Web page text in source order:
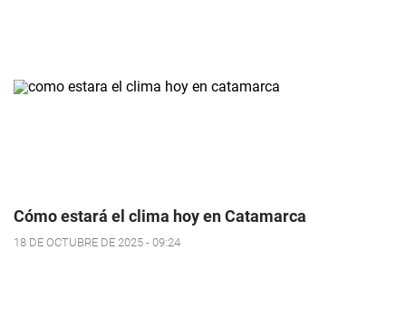
Cómo estará el clima hoy en Catamarca
18 DE OCTUBRE DE 2025 - 09:24